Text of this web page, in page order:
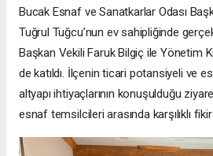
Bucak Esnaf ve Sanatkarlar Odası
Tuğrul Tuğcu’nun ev sahipliğinde
Başkan Vekili Faruk Bilgiç ile Yönetim
de katıldı. İlçenin ticari potansiyeli ve
altyapı ihtiyaçlarının konuşulduğu
esnaf temsilcileri arasında karşılıklı